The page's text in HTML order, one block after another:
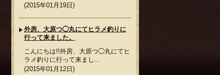
(2015年01月19日)
外房、大原つ◯丸にてヒラメ釣りに
行って来ました。
こんにちは!!外房、大原つ◯丸にてヒ
ラメ釣りに行って来まし...
(2015年01月12日)